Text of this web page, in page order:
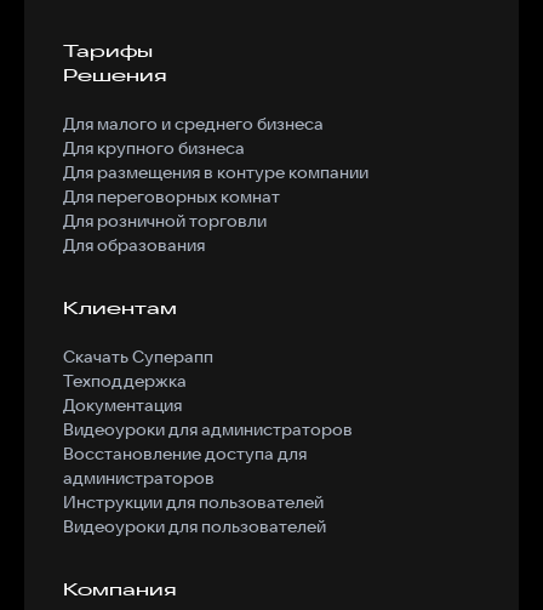
Тарифы
Решения
Для малого и среднего бизнеса
Для крупного бизнеса
Для размещения в контуре компании
Для переговорных комнат
Для розничной торговли
Для образования
Клиентам
Скачать Суперапп
Техподдержка
Документация
Видеоуроки для администраторов
Восстановление доступа для
администраторов
Инструкции для пользователей
Видеоуроки для пользователей
Компания